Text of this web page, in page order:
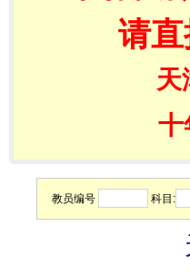
请
天
十
教员编号 科目: